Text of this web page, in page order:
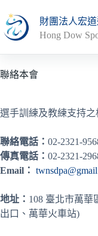
至
主
容
財團法人宏
Hong Dow
聯絡本會
選手訓練及教練支持
聯絡電話： 02-2321-
傳真電話： 02-2321-
Email：
地址： 108 臺北市萬華
出口、萬華火車站)